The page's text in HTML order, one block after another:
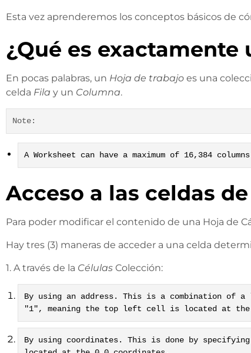
Esta vez aprenderemos los conceptos básicos de
¿Qué es exactamente
En pocas palabras, un Hoja de trabajo es una
celda Fila y un Columna.
Note:
A Worksheet can have a maximum of 16,384
Acceso a las celdas
Para poder modificar el contenido de una Hoja de
Hay tres (3) maneras de acceder a una celda
1. A través de la Células Colección:
By using an address. This is a combination
"1", meaning the top left cell is located at the
By using coordinates. This is done by